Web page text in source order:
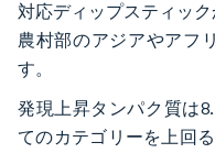
対応ディップスティッ
農村部のアジアやアフ
す。
発現上昇タンパク質は
てのカテゴリーを上回